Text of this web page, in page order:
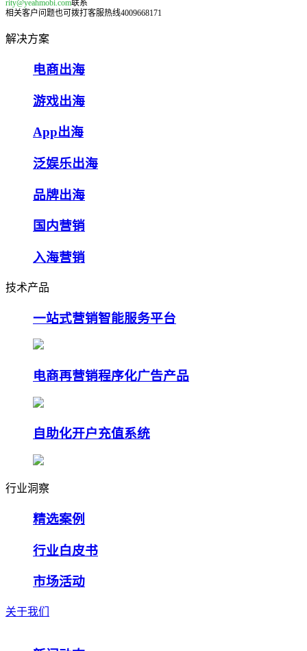
rity@yeahmobi.com联系
相关客户问题也可拨打客服热线4009668171
解决方案
电商出海
游戏出海
App出海
泛娱乐出海
品牌出海
国内营销
入海营销
技术产品
一站式营销智能服务平台
电商再营销程序化广告产品
自助化开户充值系统
行业洞察
精选案例
行业白皮书
市场活动
关于我们